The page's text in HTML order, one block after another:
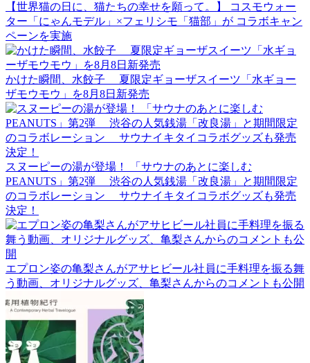
【世界猫の日に、猫たちの幸せを願って。】 コスモウォー
ター「にゃんモデル」×フェリシモ「猫部」が コラボキャン
ペーンを実施
かけた瞬間、水餃子 夏限定ギョーザスイーツ「水ギョー
ザモウモウ」を8月8日新発売
スヌーピーの湯が登場！ 「サウナのあとに楽しむ
PEANUTS」第2弾 渋谷の人気銭湯「改良湯」と期間限定
のコラボレーション サウナイキタイコラボグッズも発売
決定！
エプロン姿の亀梨さんがアサヒビール社員に手料理を振る舞
う動画、オリジナルグッズ、亀梨さんからのコメントも公開